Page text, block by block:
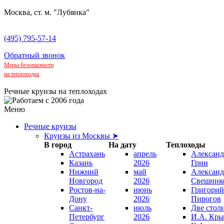
Москва, ст. м. "Лубянка"
(495) 795-57-14
Обратный звонок
Меры безопасности
на теплоходах
Речные круизы на теплоходах
Меню
Речные круизы
Круизы из Москвы ➤
В город
На дату
Теплоходы
Астрахань
Казань
Нижний
Новгород
Ростов-на-
Дону
Санкт-
Петербург
апрель
2026
май
2026
июнь
2026
июль
2026
Грин
Григорий
Пирогов
Две
И.А.